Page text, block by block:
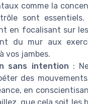
comme la
sont essentiels.
en focalisant sur
du mur aux
vos jambes.
sans intention :
des
en